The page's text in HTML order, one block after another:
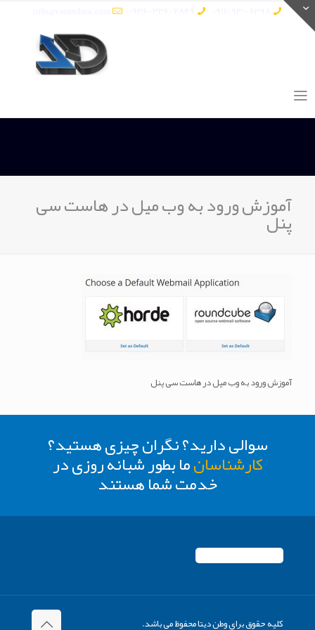
آموزش ورود به وب میل در هاست سی
پنل
آموزش ورود به وب میل در هاست سی پنل
سوالی دارید؟ نگران چیزی هستید؟
کارشناسانما بطور شبانه روزی در
خدمت شما هستند
کلیه حقوق برای وطن دیتا محفوظ می باشد.